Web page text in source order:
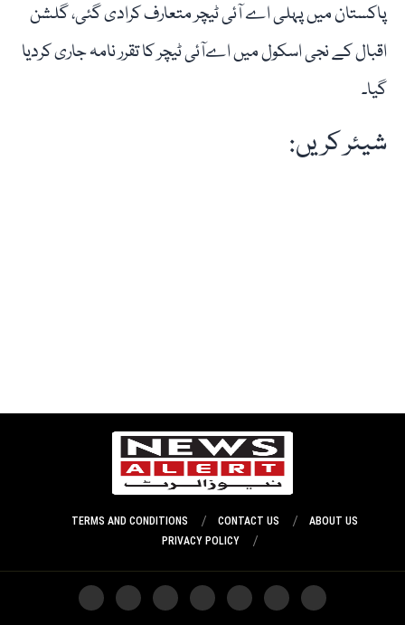
پاکستان میں پہلی اے آئی ٹیچر متعارف کرادی گئی، گلشن
اقبال کے نجی اسکول میں اےآئی ٹیچر کا تقرر نامہ جاری کردیا
گیا۔
شیئر کریں:
ABOUT US
CONTACT US
TERMS AND CONDITIONS
PRIVACY POLICY